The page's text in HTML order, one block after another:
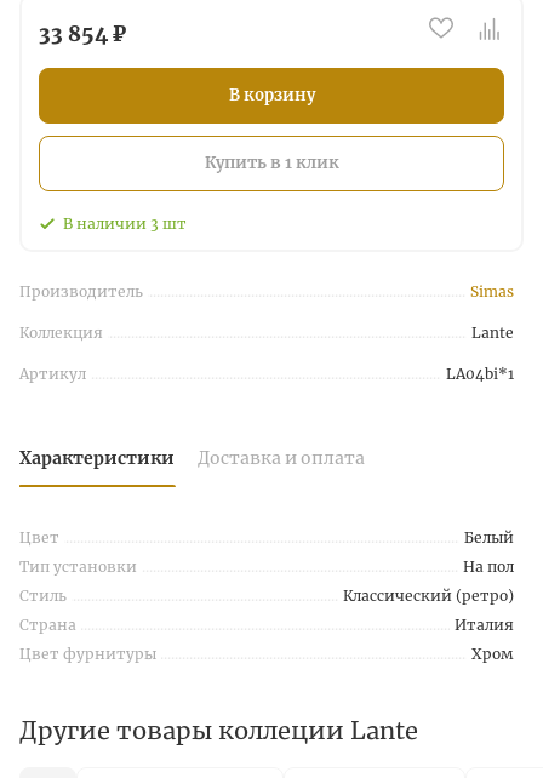
33 854 ₽
В корзину
Купить в 1 клик
В наличии 3 шт
Производитель Simas
Коллекция Lante
Артикул LA04bi*1
Характеристики Доставка и оплата
Цвет
Белый
Тип установки
На пол
Стиль
Классический (ретро)
Страна
Италия
Цвет фурнитуры
Хром
Другие товары коллеции Lante